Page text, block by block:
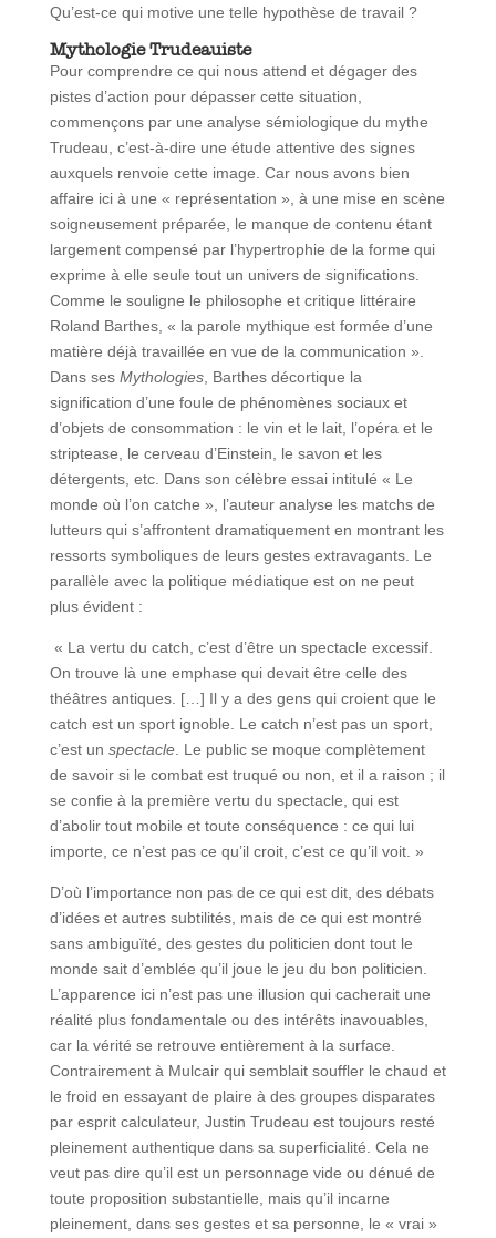
Qu’est-ce qui motive une telle hypothèse de travail ?
Mythologie Trudeauiste
Pour comprendre ce qui nous attend et dégager des
pistes d’action pour dépasser cette situation,
commençons par une analyse sémiologique du mythe
Trudeau, c’est-à-dire une étude attentive des signes
auxquels renvoie cette image. Car nous avons bien
affaire ici à une « représentation », à une mise en scène
soigneusement préparée, le manque de contenu étant
largement compensé par l’hypertrophie de la forme qui
exprime à elle seule tout un univers de significations.
Comme le souligne le philosophe et critique littéraire
Roland Barthes, « la parole mythique est formée d’une
matière déjà travaillée en vue de la communication ».
Dans ses Mythologies, Barthes décortique la
signification d’une foule de phénomènes sociaux et
d’objets de consommation : le vin et le lait, l’opéra et le
striptease, le cerveau d’Einstein, le savon et les
détergents, etc. Dans son célèbre essai intitulé « Le
monde où l’on catche », l’auteur analyse les matchs de
lutteurs qui s’affrontent dramatiquement en montrant les
ressorts symboliques de leurs gestes extravagants. Le
parallèle avec la politique médiatique est on ne peut
plus évident :
« La vertu du catch, c’est d’être un spectacle excessif.
On trouve là une emphase qui devait être celle des
théâtres antiques. […] Il y a des gens qui croient que le
catch est un sport ignoble. Le catch n’est pas un sport,
c’est un spectacle. Le public se moque complètement
de savoir si le combat est truqué ou non, et il a raison ; il
se confie à la première vertu du spectacle, qui est
d’abolir tout mobile et toute conséquence : ce qui lui
importe, ce n’est pas ce qu’il croit, c’est ce qu’il voit. »
D’où l’importance non pas de ce qui est dit, des débats
d’idées et autres subtilités, mais de ce qui est montré
sans ambiguïté, des gestes du politicien dont tout le
monde sait d’emblée qu’il joue le jeu du bon politicien.
L’apparence ici n’est pas une illusion qui cacherait une
réalité plus fondamentale ou des intérêts inavouables,
car la vérité se retrouve entièrement à la surface.
Contrairement à Mulcair qui semblait souffler le chaud et
le froid en essayant de plaire à des groupes disparates
par esprit calculateur, Justin Trudeau est toujours resté
pleinement authentique dans sa superficialité. Cela ne
veut pas dire qu’il est un personnage vide ou dénué de
toute proposition substantielle, mais qu’il incarne
pleinement, dans ses gestes et sa personne, le « vrai »